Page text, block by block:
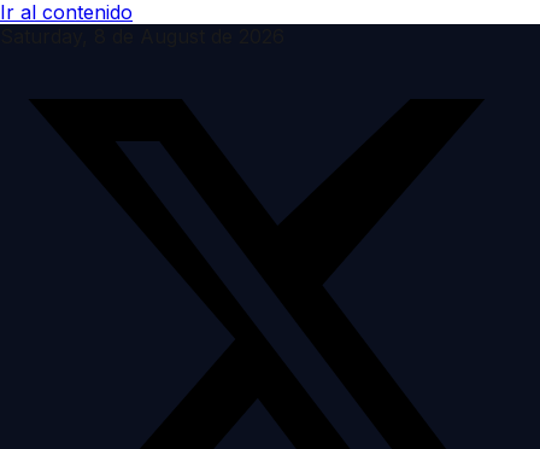
Ir al contenido